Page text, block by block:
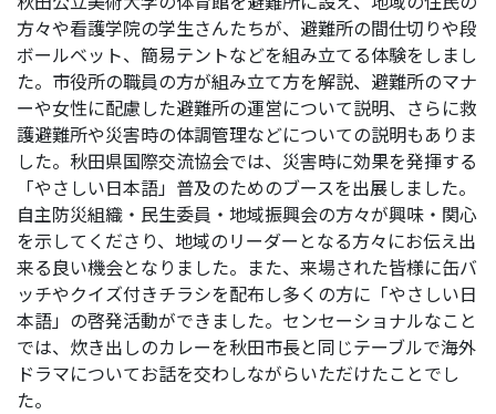
方々や看護学院の学生さんたちが、避難所の間仕切りや段
ボールベット、簡易テントなどを組み立てる体験をしまし
た。市役所の職員の方が組み立て方を解説、避難所のマナ
ーや女性に配慮した避難所の運営について説明、さらに救
護避難所や災害時の体調管理などについての説明もありま
した。秋田県国際交流協会では、災害時に効果を発揮する
「やさしい日本語」普及のためのブースを出展しました。
自主防災組織・民生委員・地域振興会の方々が興味・関心
を示してくださり、地域のリーダーとなる方々にお伝え出
来る良い機会となりました。また、来場された皆様に缶バ
ッチやクイズ付きチラシを配布し多くの方に「やさしい日
本語」の啓発活動ができました。センセーショナルなこと
では、炊き出しのカレーを秋田市長と同じテーブルで海外
ドラマについてお話を交わしながらいただけたことでし
た。